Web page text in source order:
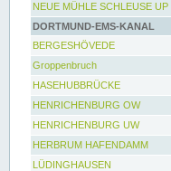
NEUE MÜHLE SCHLEUSE UP
DORTMUND-EMS-KANAL
BERGESHÖVEDE
Groppenbruch
HASEHUBBRÜCKE
HENRICHENBURG OW
HENRICHENBURG UW
HERBRUM HAFENDAMM
LÜDINGHAUSEN